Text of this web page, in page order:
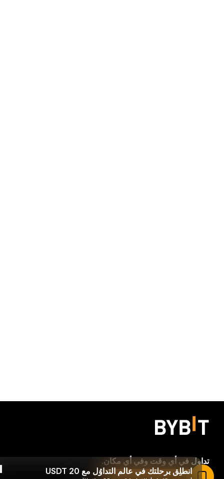
تداول في أي وقت وفي أي مكان.
انطلِق برحلتك في عالم التداوُل مع 20 USDT